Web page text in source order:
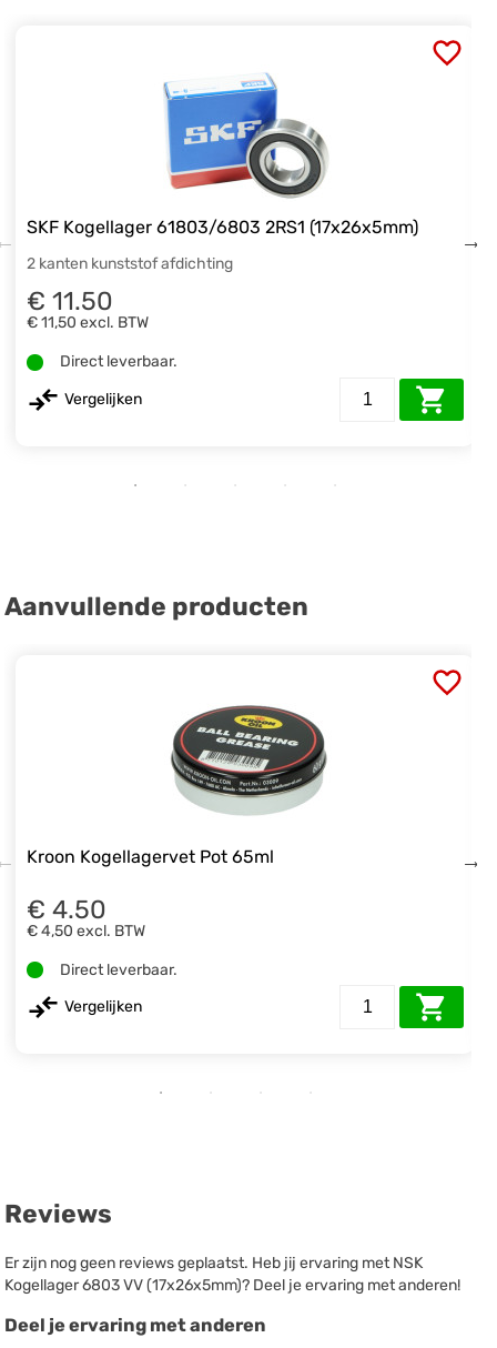
SKF Kogellager 61803/6803 2RS1 (17x26x5mm)
2 kanten kunststof afdichting
€ 11.50
€ 11,50 excl. BTW
Direct leverbaar.
Vergelijken
Aanvullende producten
Kroon Kogellagervet Pot 65ml
€ 4.50
€ 4,50 excl. BTW
Direct leverbaar.
Vergelijken
Reviews
Er zijn nog geen reviews geplaatst. Heb jij ervaring met NSK
Kogellager 6803 VV (17x26x5mm)? Deel je ervaring met anderen!
Deel je ervaring met anderen